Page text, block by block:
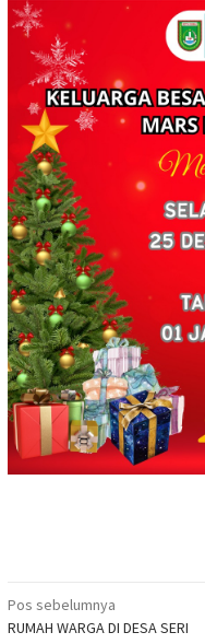
Navigasi
Pos sebelumnya
RUMAH WARGA DI DESA SERI